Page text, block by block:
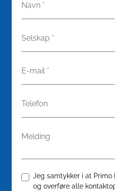
Navn *
Selskap *
E-mail *
Telefon
Melding
Jeg samtykker i at
og overføre alle
Confirm*